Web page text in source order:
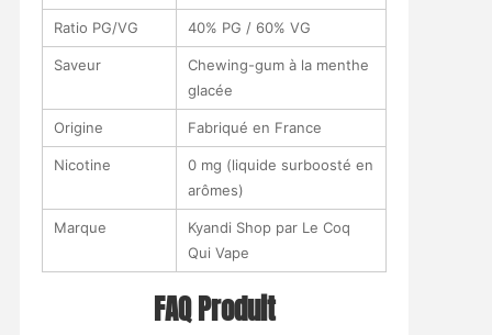
Ratio PG/VG 40% PG / 60% VG
Saveur
Chewing-gum à la menthe
glacée
Origine Fabriqué en France
Nicotine
0 mg (liquide surboosté en
arômes)
Marque
Kyandi Shop par Le Coq
Qui Vape
FAQ Produit